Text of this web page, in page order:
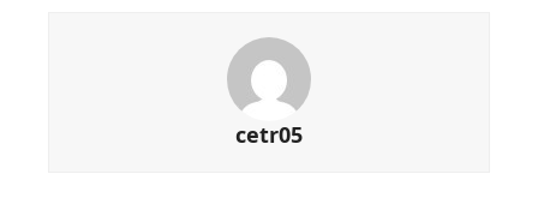
cetr05